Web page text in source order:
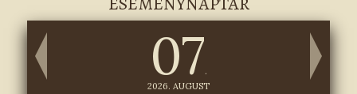
07.
2026. AUGUST